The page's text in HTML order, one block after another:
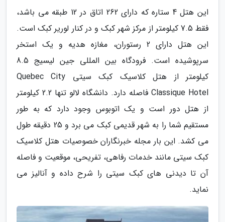
این هتل 4 ستاره که دارای 262 اتاق در 12 طبقه می باشد،
فقط 7.5 کیلومتر از مرکز شهر کبک و در کنار لوریر کبک است.
این هتل دارای 2 رستوران، مغازه هدیه و یک استخر
سرپوشیده است. فرودگاه بین المللی جین لیسیج 8.5
کیلومتر از هتل کلاسیک کبک سیتی Quebec City
Classique Hotel فاصله دارد. دانشگاه لالو تنها 2.2 کیلومتر
از هتل دور است و یک اتوبوس وجود دارد که به طور
مستقیم شما را به شهر قدیمی کبک می برد و 25 دقیقه طول
می کشد. این بار مجله خبرنگاران خصوصیات هتل کلاسیک
کبک سیتی مانند خدمات رفاهی، تفریحی، موقعیت و فاصله
آن تا دیدنی های کبک سیتی را شرح داده و آنالیز می
نماید.